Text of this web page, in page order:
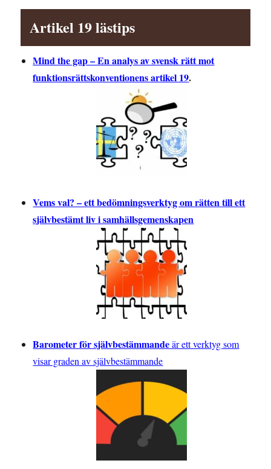
Artikel 19 lästips
Mind the gap – En analys av svensk rätt mot
funktionsrättskonventionens artikel 19.
Vems val? – ett bedömningsverktyg om rätten till ett
självbestämt liv i samhällsgemenskapen
Barometer för självbestämmandeär ett verktyg som
visar graden av självbestämmande